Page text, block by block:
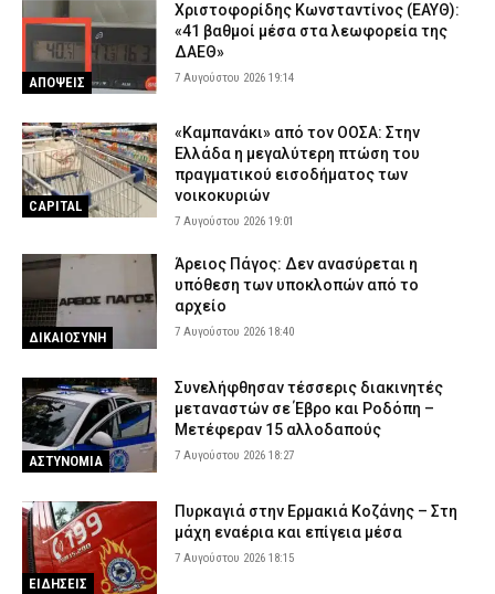
ΑΠΟΨΕΙΣ
Χριστοφορίδης Κωνσταντίνος (ΕΑΥΘ):
«41 βαθμοί μέσα στα λεωφορεία της
ΔΑΕΘ»
7 Αυγούστου 2026 19:14
CAPITAL
«Καμπανάκι» από τον ΟΟΣΑ: Στην
Ελλάδα η μεγαλύτερη πτώση του
πραγματικού εισοδήματος των
νοικοκυριών
7 Αυγούστου 2026 19:01
ΔΙΚΑΙΟΣΥΝΗ
Άρειος Πάγος: Δεν ανασύρεται η
υπόθεση των υποκλοπών από το
αρχείο
7 Αυγούστου 2026 18:40
ΑΣΤΥΝΟΜΙΑ
Συνελήφθησαν τέσσερις διακινητές
μεταναστών σε Έβρο και Ροδόπη –
Μετέφεραν 15 αλλοδαπούς
7 Αυγούστου 2026 18:27
ΕΙΔΗΣΕΙΣ
Πυρκαγιά στην Ερμακιά Κοζάνης – Στη
μάχη εναέρια και επίγεια μέσα
7 Αυγούστου 2026 18:15